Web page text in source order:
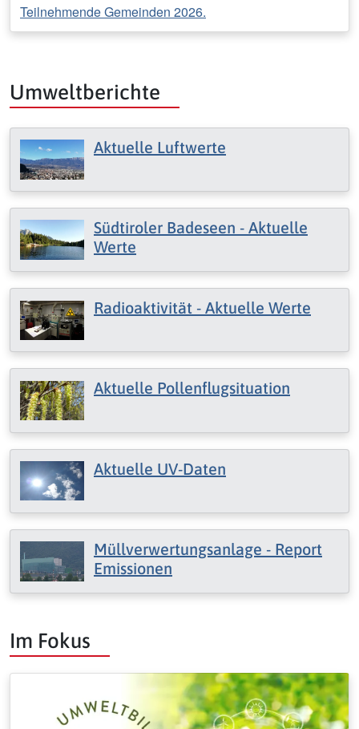
Teilnehmende Gemeinden 2026.
Umweltberichte
Aktuelle Luftwerte
Südtiroler Badeseen - Aktuelle
Werte
Radioaktivität - Aktuelle Werte
Aktuelle Pollenflugsituation
Aktuelle UV-Daten
Müllverwertungsanlage - Report
Emissionen
Im Fokus